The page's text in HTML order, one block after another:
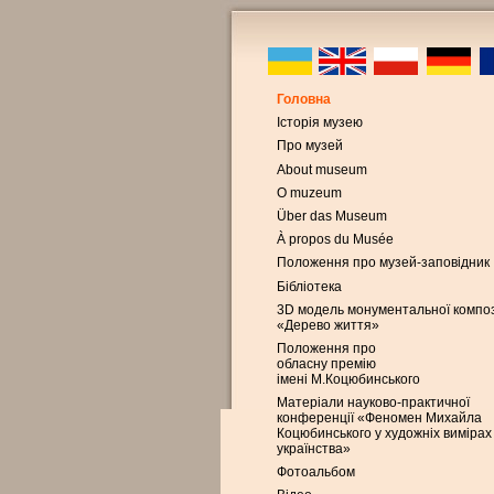
Головна
Історія музею
Про музей
About museum
O muzeum
Über das Museum
À propos du Musée
Положення про музей-заповідник
Бібліотека
3D модель монументальної
«Дерево життя»
Положення про
обласну премію
імені М.Коцюбинського
Матеріали науково-практичної
конференції «Феномен Михайла
Коцюбинського у художніх вимірах
українства»
Фотоальбом